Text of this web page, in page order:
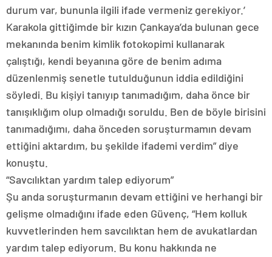
durum var, bununla ilgili ifade vermeniz gerekiyor.’
Karakola gittiğimde bir kızın Çankaya’da bulunan gece
mekanında benim kimlik fotokopimi kullanarak
çalıştığı, kendi beyanına göre de benim adıma
düzenlenmiş senetle tutulduğunun iddia edildiğini
söyledi. Bu kişiyi tanıyıp tanımadığım, daha önce bir
tanışıklığım olup olmadığı soruldu. Ben de böyle birisini
tanımadığımı, daha önceden soruşturmamın devam
ettiğini aktardım, bu şekilde ifademi verdim” diye
konuştu.
“Savcılıktan yardım talep ediyorum”
Şu anda soruşturmanın devam ettiğini ve herhangi bir
gelişme olmadığını ifade eden Güvenç, “Hem kolluk
kuvvetlerinden hem savcılıktan hem de avukatlardan
yardım talep ediyorum. Bu konu hakkında ne